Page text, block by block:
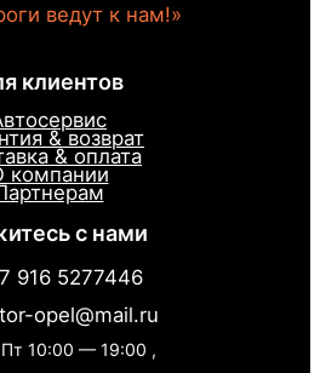
ведут к нам!»
клиентов
& возврат
& оплата
компании
с нами
916 5277446
opel@mail.ru
10:00 — 19:00 ,